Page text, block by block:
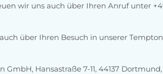
wir uns auch über Ihren Anruf unter
über Ihren Besuch in unserer
Hansastraße 7-11, 44137 Dortmund,